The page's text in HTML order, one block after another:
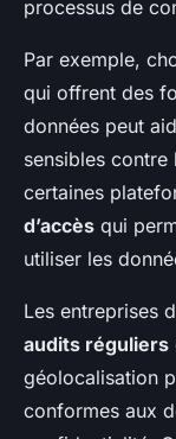
processus de
Par exemple,
qui offrent des
données peut
sensibles contre
certaines
d’accès qui
utiliser les
Les entreprises
audits réguliers
géolocalisation
conformes aux